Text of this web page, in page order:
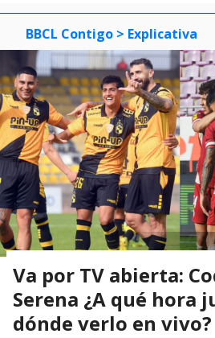
BBCL Contigo > Explicativa
Va por TV abierta:
Serena ¿A qué hora
dónde verlo en vivo?